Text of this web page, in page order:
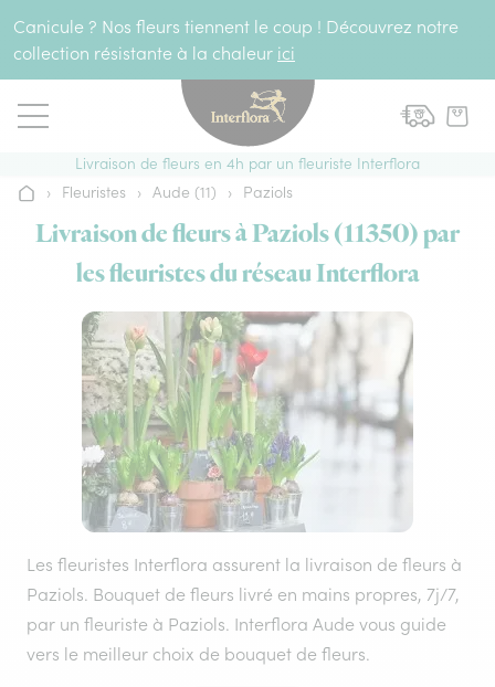
Canicule ? Nos fleurs tiennent le coup ! Découvrez notre
collection résistante à la chaleur ici
Livraison de fleurs en 4h par un fleuriste Interflora
Accueil
› Fleuristes › Aude (11) › Paziols
Livraison de fleurs à Paziols (11350) par
les fleuristes du réseau Interflora
Les fleuristes Interflora assurent la livraison de fleurs à
Paziols. Bouquet de fleurs livré en mains propres, 7j/7,
par un fleuriste à Paziols. Interflora Aude vous guide
vers le meilleur choix de bouquet de fleurs.